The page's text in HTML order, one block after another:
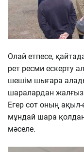
Олай етпесе,
рет ресми ескерту
шешім шығара
шаралардан
Егер сот оның ақыл-
мұндай шара
мәселе.